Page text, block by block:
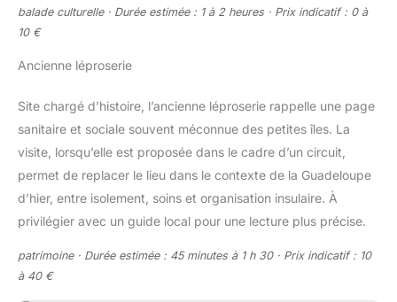
balade culturelle · Durée estimée : 1 à 2 heures · Prix indicatif : 0 à
10 €
Ancienne léproserie
Site chargé d’histoire, l’ancienne léproserie rappelle une page
sanitaire et sociale souvent méconnue des petites îles. La
visite, lorsqu’elle est proposée dans le cadre d’un circuit,
permet de replacer le lieu dans le contexte de la Guadeloupe
d’hier, entre isolement, soins et organisation insulaire. À
privilégier avec un guide local pour une lecture plus précise.
patrimoine · Durée estimée : 45 minutes à 1 h 30 · Prix indicatif : 10
à 40 €